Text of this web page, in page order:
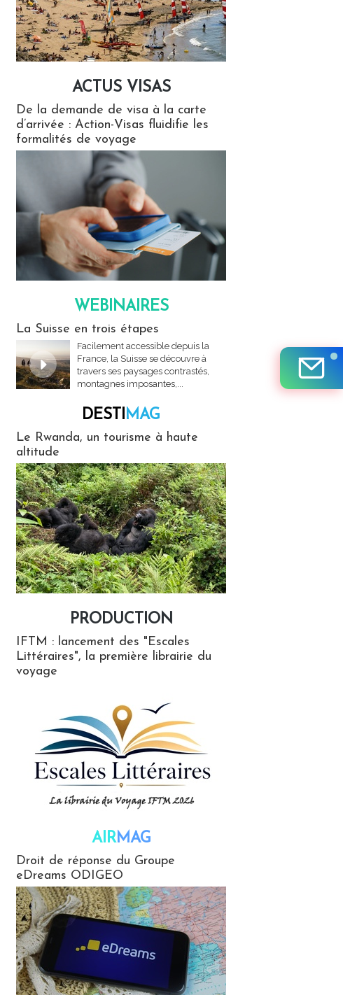
ACTUS VISAS
De la demande de visa à la carte
d’arrivée : Action-Visas fluidifie les
formalités de voyage
WEBINAIRES
La Suisse en trois étapes
Facilement accessible depuis la
France, la Suisse se découvre à
travers ses paysages contrastés,
montagnes imposantes,...
DESTIMAG
Le Rwanda, un tourisme à haute
altitude
PRODUCTION
IFTM : lancement des "Escales
Littéraires", la première librairie du
voyage
AIRMAG
Droit de réponse du Groupe
eDreams ODIGEO